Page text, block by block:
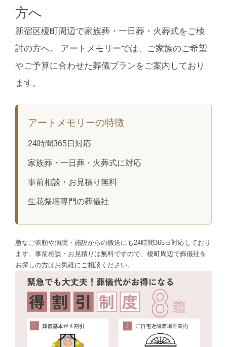
方へ
新宿区榎町周辺で家族葬・一日葬・火葬式をご検
討の方へ。 アートメモリーでは、ご家族のご希望
やご予算に合わせた葬儀プランをご案内しており
ます。
アートメモリーの特徴
24時間365日対応
家族葬・一日葬・火葬式に対応
事前相談・お見積り無料
生花祭壇専門の葬儀社
急なご依頼や病院・施設からの搬送にも24時間365日対応しており
ます。事前相談・お見積りは無料ですので、榎町周辺で葬儀社を
お探しの方はお気軽にご相談ください。